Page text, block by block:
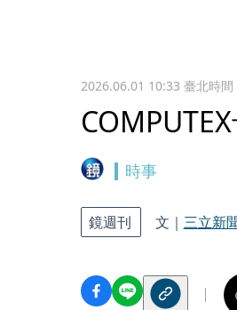
2026.06.01 10:33 臺北時間
時事
鏡週刊 文｜ 三立新